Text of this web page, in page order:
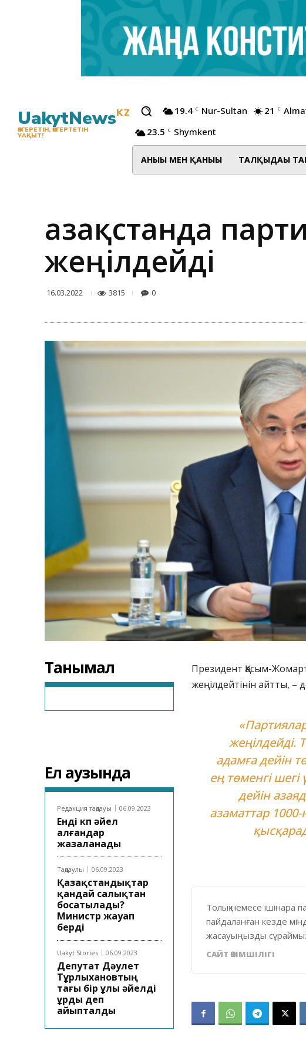
UakytNewsKZ
ӨЗГЕРЕТІН, ӨЗГЕРТЕТІН
УАҚЫТ!
19.4 C Nur-Sultan 21 C
23.5 C Shymkent
АНЫҒЫ МЕН ҚАНЫҒЫ ТАЛҚЫДАҒЫ
Қазақстанда
жеңілдейді
16.03.2022 3815 0
Танымал
Ел аузында
Редакция таңдауы 06.09.2023
Енді көп әйел
алғандар
жазаланады
Таңдаулы 06.09.2023
Қазақстандықтар
қандай салықтан
босатылады?
Министр жауап
берді
Uakyt Stories 06.09.2023
Депутат Дәулет
Тұрлыхановтың
тағы бір ұлы әйелді
ұрды деп
айыпталды
Президент Қасым-
жеңілдейтінін айтты, –
жеңілдейді.
адамға дейін
ең төменгі
дейін
азаматтар
Толық немесе ішінара
пайдаланған кезде
жасауыңызды
САЙТ ӘКІМШІЛІГІ